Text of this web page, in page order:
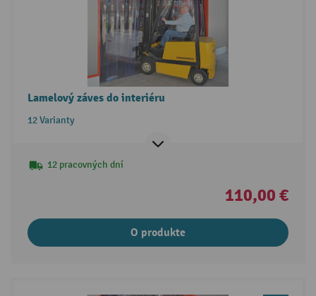
Lamelový záves do interiéru
12 Varianty
12 pracovných dní
110,00 €
O produkte